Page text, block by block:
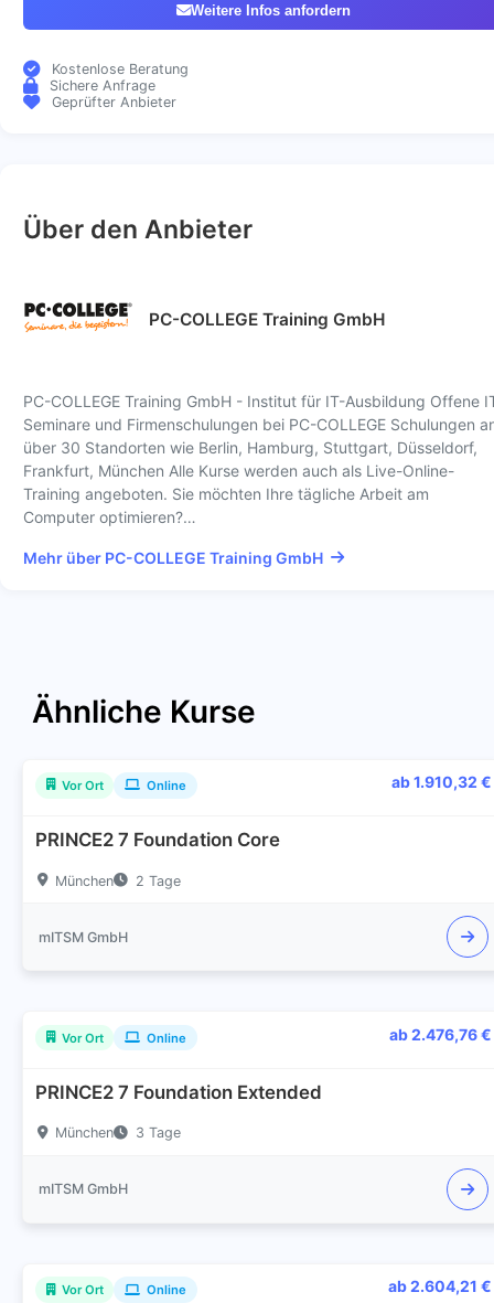
Weitere Infos anfordern
Kostenlose Beratung
Sichere Anfrage
Geprüfter Anbieter
Über den Anbieter
PC-COLLEGE Training GmbH
PC-COLLEGE Training GmbH - Institut für IT-Ausbildung Offene
Seminare und Firmenschulungen bei PC-COLLEGE Schulungen
über 30 Standorten wie Berlin, Hamburg, Stuttgart, Düsseldorf,
Frankfurt, München Alle Kurse werden auch als Live-Online-
Training angeboten. Sie möchten Ihre tägliche Arbeit am
Computer optimieren?…
Mehr über PC-COLLEGE Training GmbH
Ähnliche Kurse
Vor Ort Online ab 1.910,32 €
PRINCE2 7 Foundation Core
München 2 Tage
mITSM GmbH
Vor Ort Online ab 2.476,76 €
PRINCE2 7 Foundation Extended
München 3 Tage
mITSM GmbH
Vor Ort Online ab 2.604,21 €